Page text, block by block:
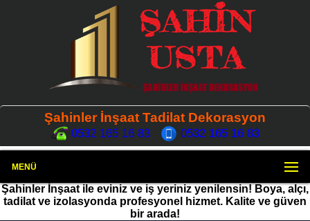
Şahinler İnşaat Tadilat Dekorasyon
0532 165 16 83 0532 165 16 83
MENÜ
Şahinler İnşaat ile eviniz ve iş yeriniz yenilensin! Boya, alçı,
tadilat ve izolasyonda profesyonel hizmet. Kalite ve güven
bir arada!